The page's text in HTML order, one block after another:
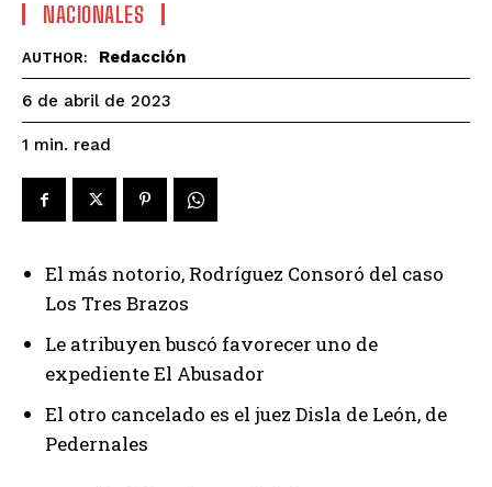
NACIONALES
AUTHOR: Redacción
6 de abril de 2023
1 min. read
El más notorio, Rodríguez Consoró del caso
Los Tres Brazos
Le atribuyen buscó favorecer uno de
expediente El Abusador
El otro cancelado es el juez Disla de León, de
Pedernales